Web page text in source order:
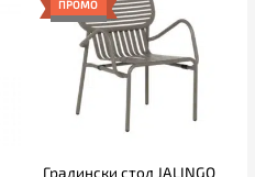
ПРОМО
Градински стол JALINGO
99.00€
(193.63
лв.).
95.00€
(185.80
лв.).